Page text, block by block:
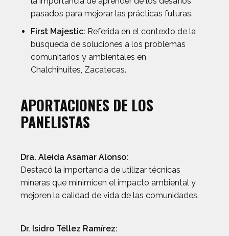
pasados para mejorar las prácticas futuras.
First Majestic: Referida en el contexto de la
búsqueda de soluciones a los problemas
comunitarios y ambientales en
Chalchihuites, Zacatecas.
APORTACIONES DE LOS
PANELISTAS
Dra. Aleida Asamar Alonso:
Destacó la importancia de utilizar técnicas
mineras que minimicen el impacto ambiental y
mejoren la calidad de vida de las comunidades.
Dr. Isidro Téllez Ramírez: